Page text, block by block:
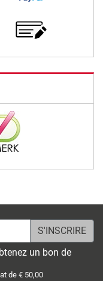
un bon de
de € 50,00